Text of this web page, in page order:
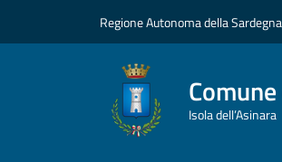
Regione Autonoma della Sardegna
Isola dell’Asinara